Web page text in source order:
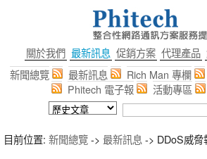
關於我們 最新訊息 促銷方案 代理產品
新聞總覽
最新訊息 Rich Man 專欄
Phitech 電子報
活動專區
目前位置: 新聞總覽-> 最新訊息 -> DDoS威